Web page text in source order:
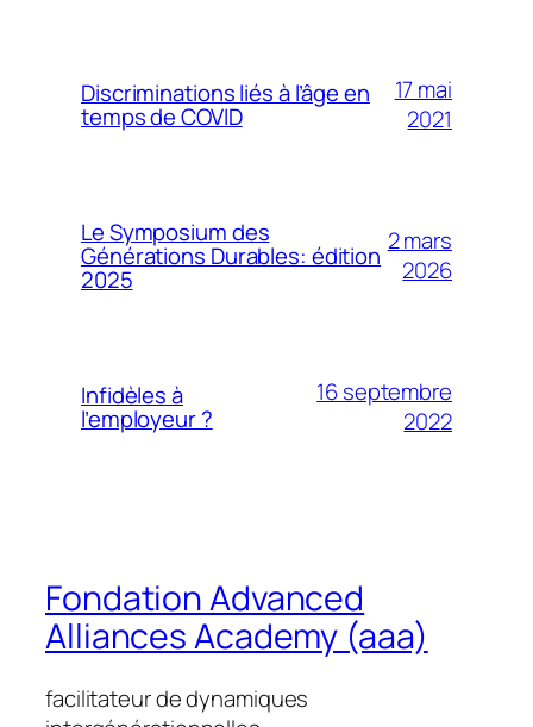
Discriminations liés à l’âge en
temps de COVID
17 mai
2021
Le Symposium des
Générations Durables: édition
2025
2 mars
2026
Infidèles à
l’employeur ?
16 septembre
2022
Fondation Advanced
Alliances Academy (aaa)
facilitateur de dynamiques